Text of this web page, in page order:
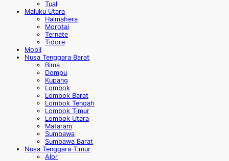
Tual
Maluku Utara
Halmahera
Morotai
Ternate
Tidore
Mobil
Nusa Tenggara Barat
Bima
Dompu
Kupang
Lombok
Lombok Barat
Lombok Tengah
Lombok Timur
Lombok Utara
Mataram
Sumbawa
Sumbawa Barat
Nusa Tenggara Timur
Alor